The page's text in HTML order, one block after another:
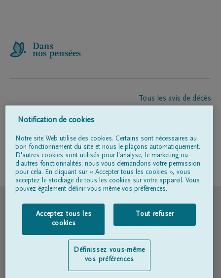
Tous les avis de décès
Entrepreneur de pompes funèbres
Suivez-nous sur
Conditions d'utilisation
Déclaration relative à la vie privée
Déclaration d’accessibilité
Notification de cookies
Notre site Web utilise des cookies. Certains sont nécessaires au
bon fonctionnement du site et nous le plaçons automatiquement.
D'autres cookies sont utilisés pour l'analyse, le marketing ou
d'autres fonctionnalités; nous vous demandons votre permission
pour cela. En cliquant sur « Accepter tous les cookies », vous
acceptez le stockage de tous les cookies sur votre appareil. Vous
pouvez également définir vous-même vos préférences.
Acceptez tous les
cookies
Tout refuser
Définissez vous-même
vos préférences